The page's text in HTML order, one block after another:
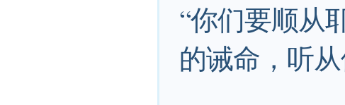
“你们要顺从
的诫命，听